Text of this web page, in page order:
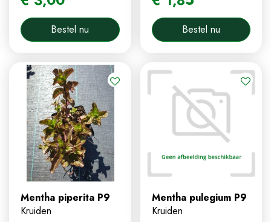
Bestel nu Bestel nu
Mentha piperita P9
Kruiden
Mentha pulegium P9
Kruiden